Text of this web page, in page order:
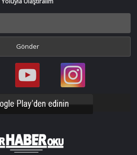
Bir
Haber
YouTube
Bir
Haber
Instagram